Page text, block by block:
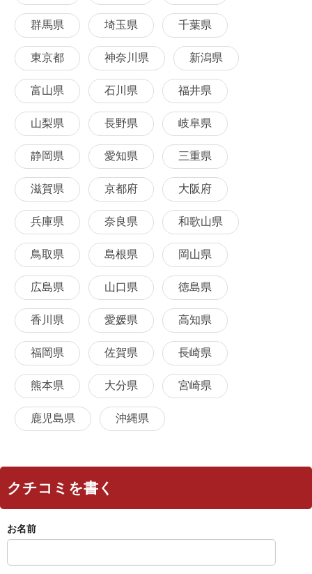
群馬県 埼玉県 千葉県
東京都 神奈川県 新潟県
富山県 石川県 福井県
山梨県 長野県 岐阜県
静岡県 愛知県 三重県
滋賀県 京都府 大阪府
兵庫県 奈良県 和歌山県
鳥取県 島根県 岡山県
広島県 山口県 徳島県
香川県 愛媛県 高知県
福岡県 佐賀県 長崎県
熊本県 大分県 宮崎県
鹿児島県 沖縄県
クチコミを書く
お名前